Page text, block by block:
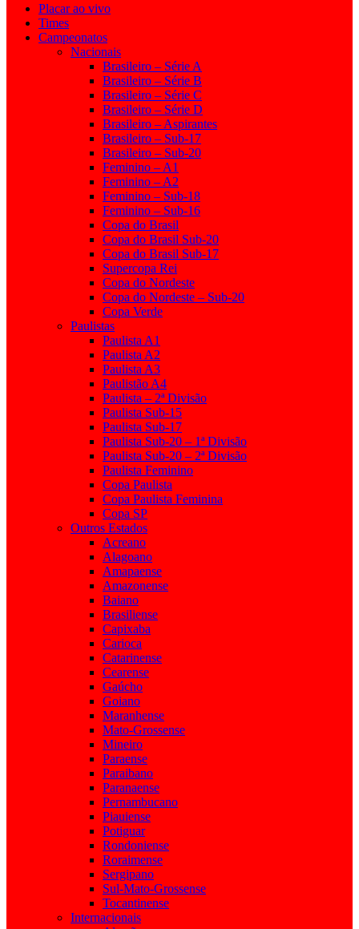
Placar ao vivo
Times
Campeonatos
Nacionais
Brasileiro – Série A
Brasileiro – Série B
Brasileiro – Série C
Brasileiro – Série D
Brasileiro – Aspirantes
Brasileiro – Sub-17
Brasileiro – Sub-20
Feminino – A1
Feminino – A2
Feminino – Sub-18
Feminino – Sub-16
Copa do Brasil
Copa do Brasil Sub-20
Copa do Brasil Sub-17
Supercopa Rei
Copa do Nordeste
Copa do Nordeste – Sub-20
Copa Verde
Paulistas
Paulista A1
Paulista A2
Paulista A3
Paulistão A4
Paulista – 2ª Divisão
Paulista Sub-15
Paulista Sub-17
Paulista Sub-20 – 1ª Divisão
Paulista Sub-20 – 2ª Divisão
Paulista Feminino
Copa Paulista
Copa Paulista Feminina
Copa SP
Outros Estados
Acreano
Alagoano
Amapaense
Amazonense
Baiano
Brasiliense
Capixaba
Carioca
Catarinense
Cearense
Gaúcho
Goiano
Maranhense
Mato-Grossense
Mineiro
Paraense
Paraibano
Paranaense
Pernambucano
Piauiense
Potiguar
Rondoniense
Roraimense
Sergipano
Sul-Mato-Grossense
Tocantinense
Internacionais